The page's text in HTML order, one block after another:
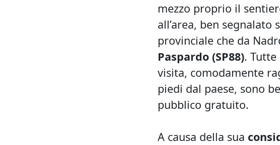
mezzo proprio il
all’area, ben segnalato
provinciale che da
Paspardo (SP88). Tutte
visita, comodamente
piedi dal paese, sono
pubblico gratuito.
A causa della sua